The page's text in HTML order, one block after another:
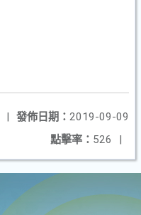
發佈日期： 2019-09-09
|
點擊率： 526 |